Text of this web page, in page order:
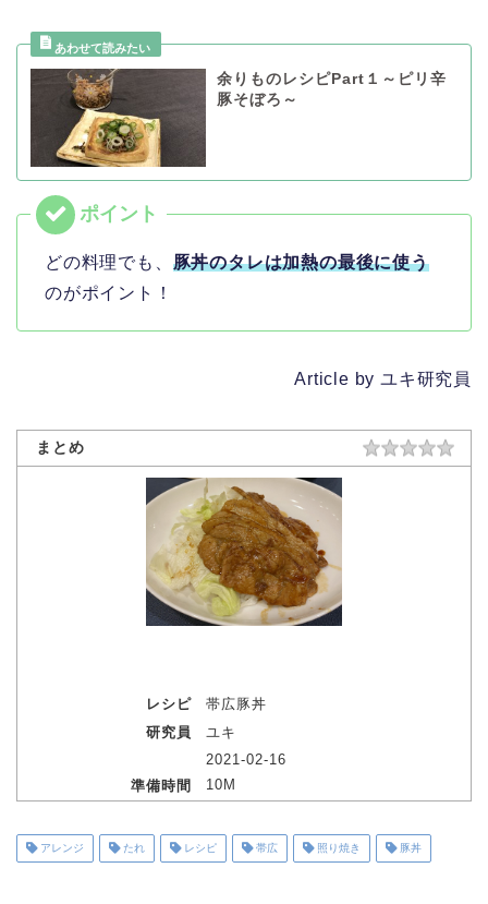
余りものレシピPart１～ピリ辛
豚そぼろ～
どの料理でも、 豚丼のタレは加熱の最後に使う
のがポイント！
Article by ユキ研究員
まとめ
レシピ
帯広豚丼
研究員
ユキ
2021-02-16
準備時間
10M
アレンジ たれ レシピ 帯広 照り焼き 豚丼